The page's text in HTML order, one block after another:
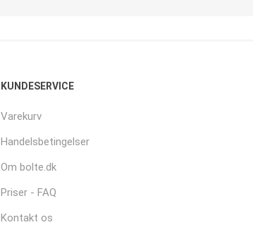
KUNDESERVICE
Varekurv
Handelsbetingelser
Om bolte.dk
Priser - FAQ
Kontakt os